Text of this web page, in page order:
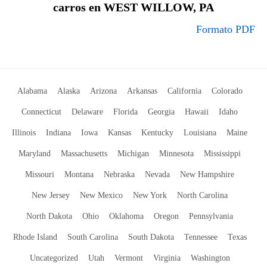
carros en WEST WILLOW, PA
Formato PDF
Alabama Alaska Arizona Arkansas California Colorado
Connecticut Delaware Florida Georgia Hawaii Idaho
Illinois Indiana Iowa Kansas Kentucky Louisiana Maine
Maryland Massachusetts Michigan Minnesota Mississippi
Missouri Montana Nebraska Nevada New Hampshire
New Jersey New Mexico New York North Carolina
North Dakota Ohio Oklahoma Oregon Pennsylvania
Rhode Island South Carolina South Dakota Tennessee Texas
Uncategorized Utah Vermont Virginia Washington